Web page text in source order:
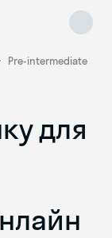
Pre-intermediate
для